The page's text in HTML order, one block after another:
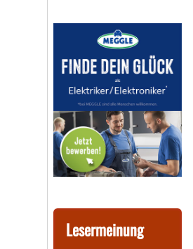
Lesermeinung